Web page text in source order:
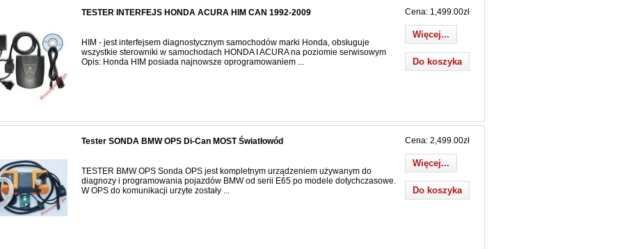
TESTER INTERFEJS HONDA ACURA HIM CAN 1992-2009
HIM - jest interfejsem diagnostycznym samochodów marki Honda, obsługuje
wszystkie sterowniki w samochodach HONDA I ACURA na poziomie serwisowym
Opis: Honda HIM posiada najnowsze oprogramowaniem ...
Cena: 1,499.00zł
Więcej...
Tester SONDA BMW OPS Di-Can MOST Światłowód
TESTER BMW OPS Sonda OPS jest kompletnym urządzeniem używanym do
diagnozy i programowania pojazdów BMW od serii E65 po modele dotychczasowe.
W OPS do komunikacji urzyte zostały ...
Cena: 2,499.00zł
Więcej...